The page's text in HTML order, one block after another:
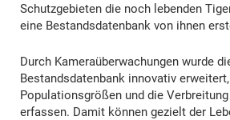
Schutzgebieten die noch lebenden
eine Bestandsdatenbank von ihnen
Durch Kameraüberwachungen wurde
Bestandsdatenbank innovativ
Populationsgrößen und die
erfassen. Damit können gezielt der